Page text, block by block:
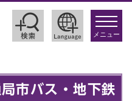
toggle
メニュー
市バス・地下鉄